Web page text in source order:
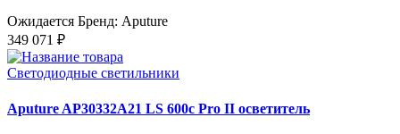
Ожидается Бренд: Aputure
349 071 ₽
Светодиодные светильники
Aputure AP30332A21 LS 600c Pro II осветитель